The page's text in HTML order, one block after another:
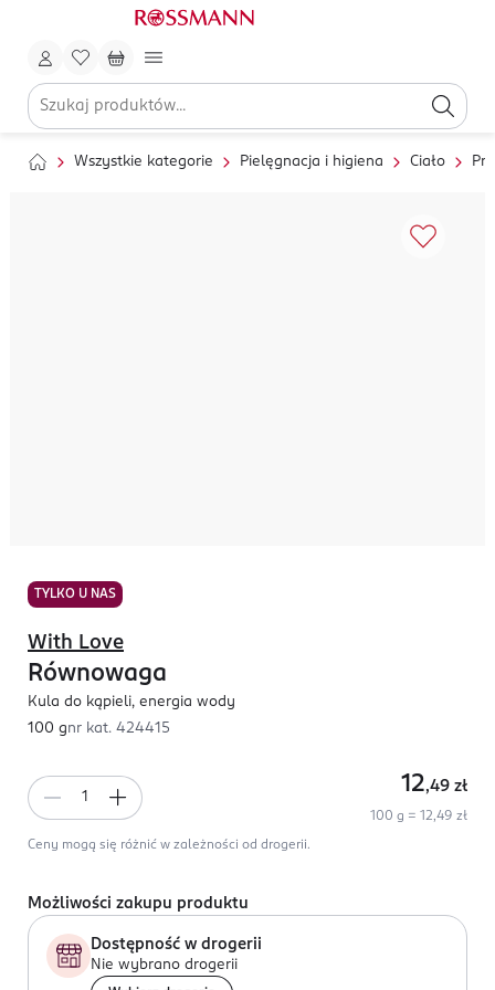
Wszystkie kategorie Pielęgnacja i higiena Ciało
TYLKO U NAS
With Love
Równowaga
Kula do kąpieli, energia wody
100 gnr kat. 424415
12,49 zł
100 g = 12,49 zł
Ceny mogą się różnić w zależności od drogerii.
Możliwości zakupu produktu
Dostępność w drogerii
Nie wybrano drogerii